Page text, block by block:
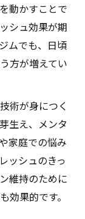
動かすことで
シュ効果が期
ムでも、日頃
方が増えてい
術が身につく
生え、メンタ
家庭での悩み
ッシュのきっ
維持のために
効果的です。